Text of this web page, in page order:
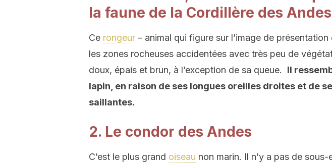
la faune de la Cordillère des Andes
Ce rongeur – animal qui figure sur l’image de
les zones rocheuses accidentées avec très peu de
doux, épais et brun, à l’exception de sa queue. Il
lapin, en raison de ses longues oreilles droites et de
saillantes.
2. Le condor des Andes
C’est le plus grand oiseau non marin. Il n’y a pas de sous-